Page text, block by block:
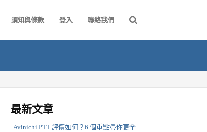
須知與條款 登入 聯絡我們
最新文章
Avinichi PTT 評價如何？6 個重點帶你更全